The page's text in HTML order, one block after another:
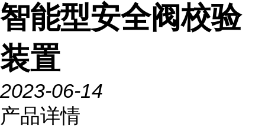
智能型安全阀校验
装置
2023-06-14
产品详情